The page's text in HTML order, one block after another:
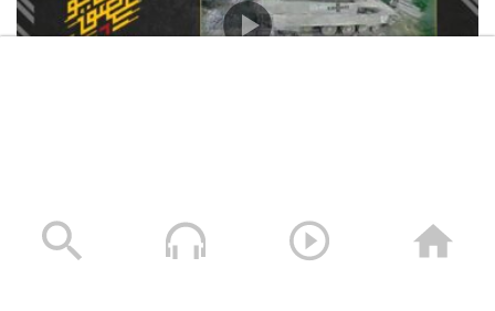
الشقيف